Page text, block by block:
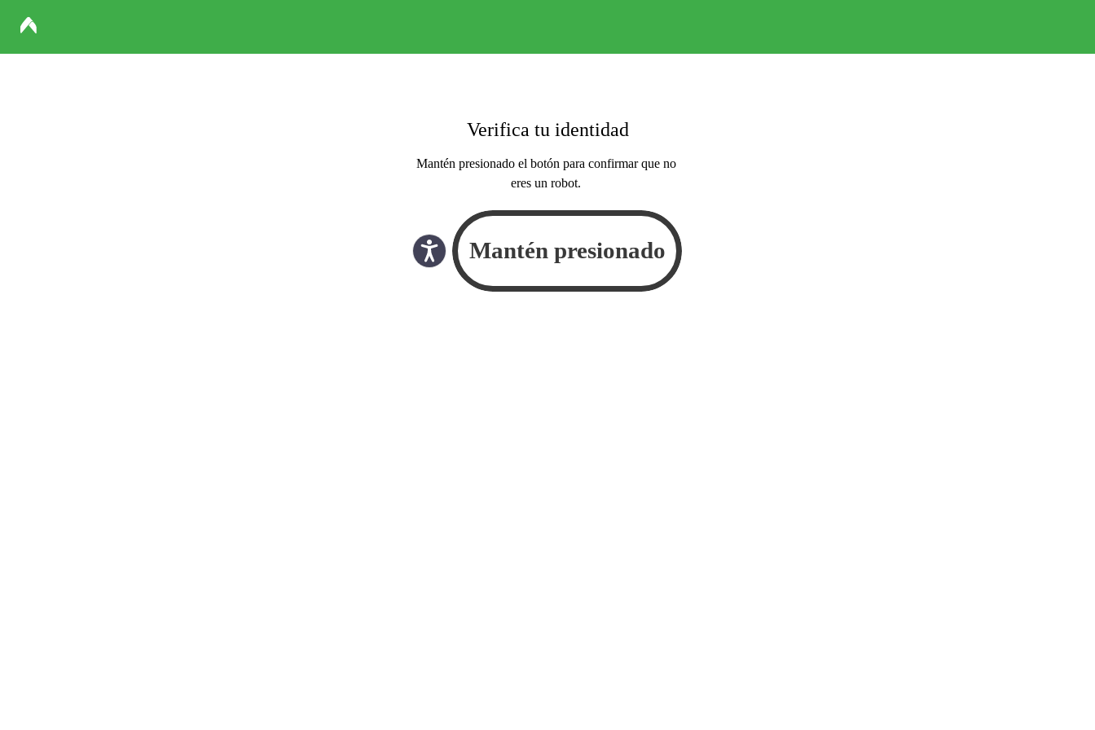
Verifica tu identidad
Mantén presionado el botón para confirmar que no
eres un robot.